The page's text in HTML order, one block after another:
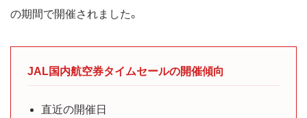
の期間で開催されました。
JAL国内航空券タイムセールの開催傾向
直近の開催日